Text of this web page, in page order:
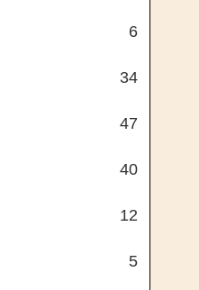
6
34
47
40
12
5